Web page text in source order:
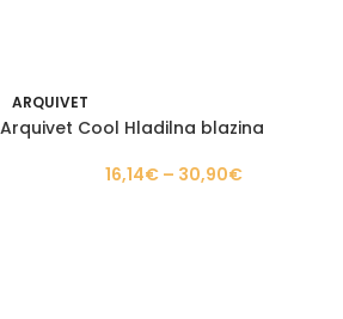
ARQUIVET
Arquivet Cool Hladilna blazina
16,14€ – 30,90€